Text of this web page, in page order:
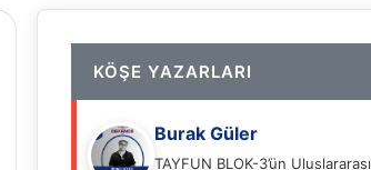
KÖŞE YAZARLARI
Burak Güler
TAYFUN BLOK-3’ün Uluslararası